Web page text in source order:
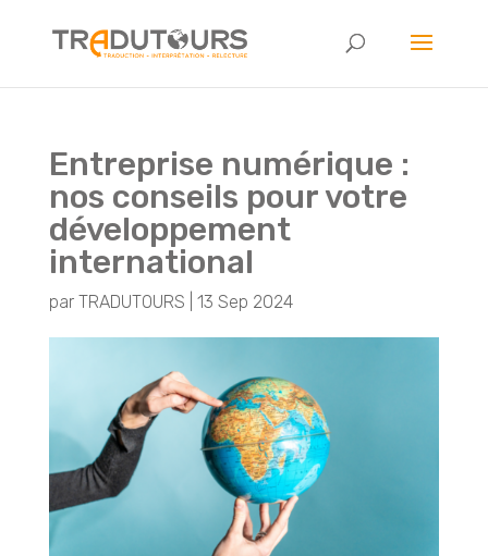
Entreprise numérique :
nos conseils pour votre
développement
international
par TRADUTOURS 13 Sep 2024